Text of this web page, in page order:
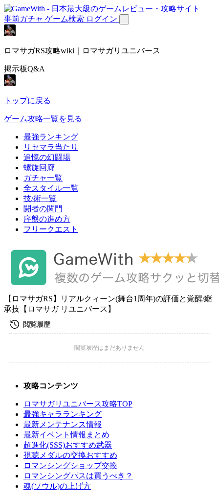
事前ガチャ ゲーム検索 ログイン
ロマサガRS攻略wiki｜ロマサガリユニバース
掲示板Q&A
トップに戻る
ゲーム攻略一覧を見る
最強ランキング
リセマラ当たり
追憶の幻闘場
螺旋回廊
ガチャ一覧
全スタイル一覧
技/術一覧
闘者の関門
序盤の進め方
フリークエスト
【ロマサガRS】リアルクィーン(舞台1周年)の評価と覚醒/継
承技【ロマサガ リユニバース】
攻略コンテンツ
ロマサガリユニバース攻略TOP
最強キャラランキング
最新メンテナンス情報
最新イベント情報まとめ
超進化(SSS)おすすめ武器
視聴メダルの交換おすすめ
ロマンシングショップ交換
ロマンシングパスは買うべき？
魂(ソウル)の上げ方